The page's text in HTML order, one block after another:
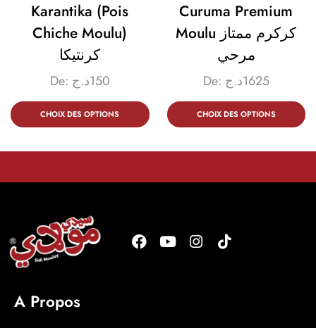
Karantika (pois
Chiche Moulu)
كرنتيكا
De: 150د.ج
CHOIX DES OPTIONS
Curuma Premium
Moulu كركرم ممتاز
مرحي
De: 1625د.ج
CHOIX DES OPTIONS
A Propos